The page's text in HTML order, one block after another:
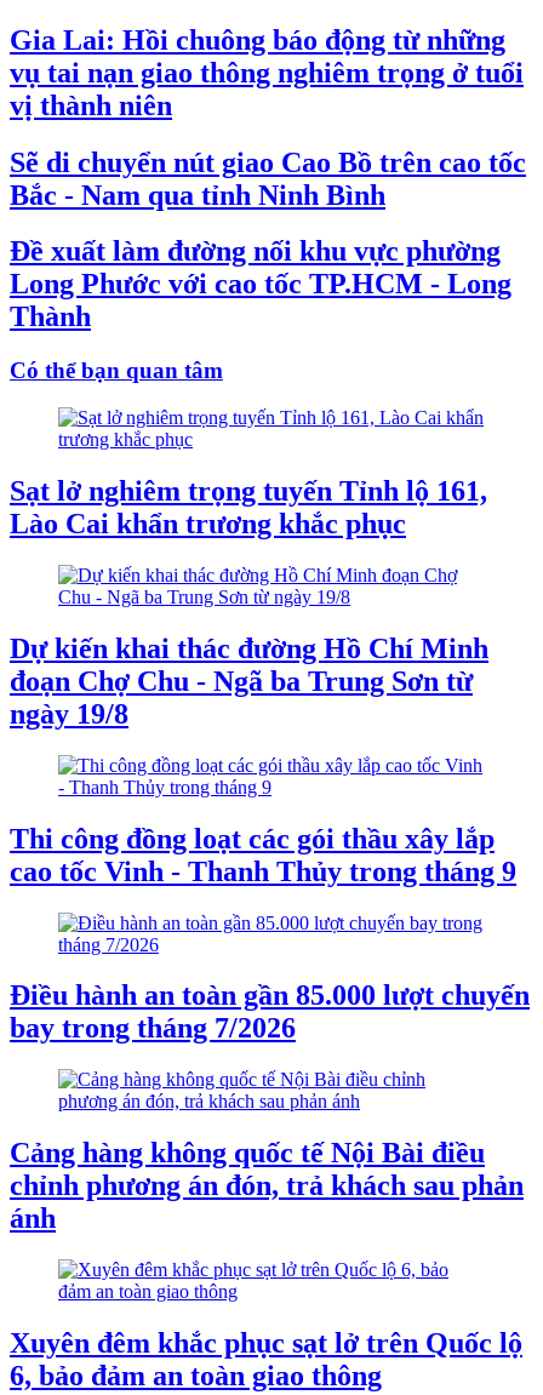
Gia Lai: Hồi chuông báo động từ những
vụ tai nạn giao thông nghiêm trọng ở tuổi
vị thành niên
Sẽ di chuyển nút giao Cao Bồ trên cao tốc
Bắc - Nam qua tỉnh Ninh Bình
Đề xuất làm đường nối khu vực phường
Long Phước với cao tốc TP.HCM - Long
Thành
Có thể bạn quan tâm
Sạt lở nghiêm trọng tuyến Tỉnh lộ 161,
Lào Cai khẩn trương khắc phục
Dự kiến khai thác đường Hồ Chí Minh
đoạn Chợ Chu - Ngã ba Trung Sơn từ
ngày 19/8
Thi công đồng loạt các gói thầu xây lắp
cao tốc Vinh - Thanh Thủy trong tháng 9
Điều hành an toàn gần 85.000 lượt chuyến
bay trong tháng 7/2026
Cảng hàng không quốc tế Nội Bài điều
chỉnh phương án đón, trả khách sau phản
ánh
Xuyên đêm khắc phục sạt lở trên Quốc lộ
6, bảo đảm an toàn giao thông